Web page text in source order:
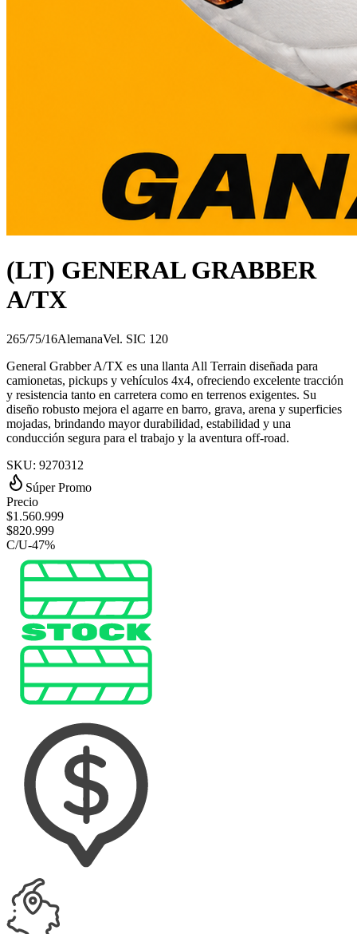
(LT) GENERAL GRABBER
A/TX
265/75/16AlemanaVel. SIC 120
General Grabber A/TX es una llanta All Terrain diseñada para
camionetas, pickups y vehículos 4x4, ofreciendo excelente tracción
y resistencia tanto en carretera como en terrenos exigentes. Su
diseño robusto mejora el agarre en barro, grava, arena y superficies
mojadas, brindando mayor durabilidad, estabilidad y una
conducción segura para el trabajo y la aventura off-road.
SKU: 9270312
Súper Promo
Precio
$1.560.999
$820.999
C/U-47%